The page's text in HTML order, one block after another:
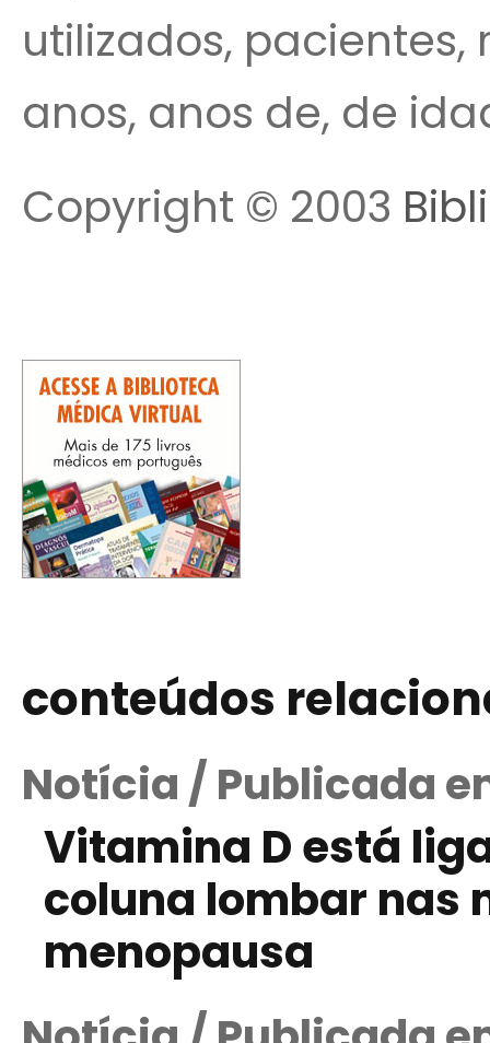
utilizados, pacientes,
anos, anos de, de
Copyright © 2003
conteúdos
Notícia / Publicada
Vitamina D está
coluna lombar nas
menopausa